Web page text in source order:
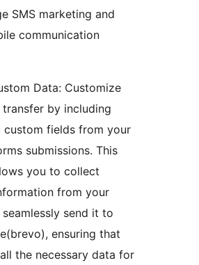
SMS marketing and
communication
Data: Customize
by including
custom fields from your
submissions. This
you to collect
from your
seamlessly send it to
ensuring that
the necessary data for